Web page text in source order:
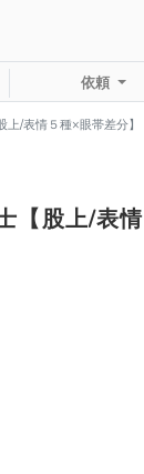
依頼
/表情５種×眼帯差分】
【股上/表情